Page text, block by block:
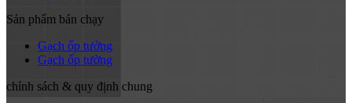
Sản phẩm bán chạy
Gạch ốp tường
Gạch ốp tường
chính sách & quy định chung